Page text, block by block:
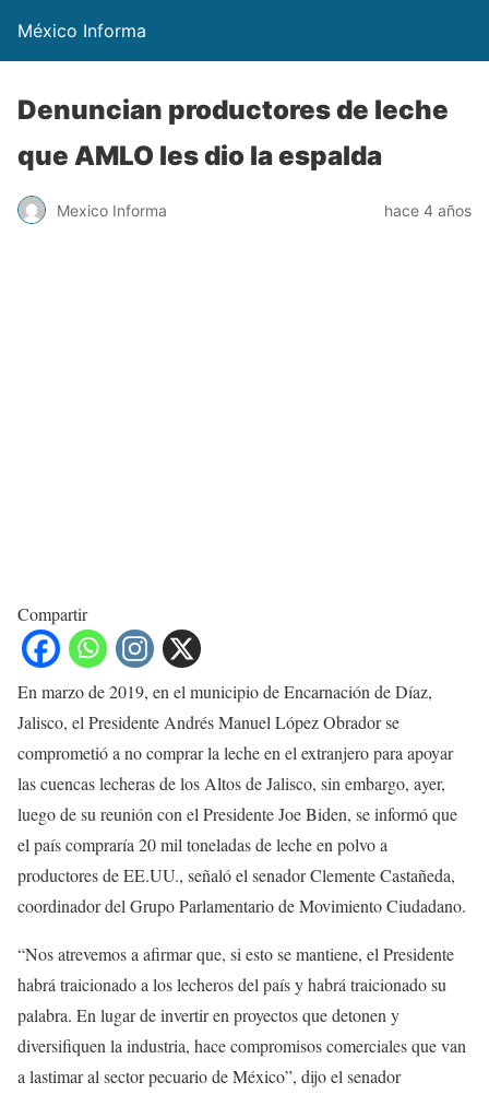
México Informa
Denuncian productores de leche
que AMLO les dio la espalda
Mexico Informa hace 4 años
Compartir
En marzo de 2019, en el municipio de Encarnación de Díaz,
Jalisco, el Presidente Andrés Manuel López Obrador se
comprometió a no comprar la leche en el extranjero para apoyar
las cuencas lecheras de los Altos de Jalisco, sin embargo, ayer,
luego de su reunión con el Presidente Joe Biden, se informó que
el país compraría 20 mil toneladas de leche en polvo a
productores de EE.UU., señaló el senador Clemente Castañeda,
coordinador del Grupo Parlamentario de Movimiento Ciudadano.
“Nos atrevemos a afirmar que, si esto se mantiene, el Presidente
habrá traicionado a los lecheros del país y habrá traicionado su
palabra. En lugar de invertir en proyectos que detonen y
diversifiquen la industria, hace compromisos comerciales que van
a lastimar al sector pecuario de México”, dijo el senador